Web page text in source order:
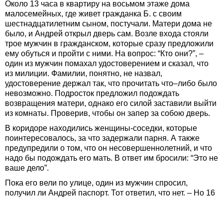
Около 13 часа в квартиру на восьмом этаже дома
малосемейных, где живет гражданка Б. с своим
шестнадцатилетним сыном, постучали. Матери дома не
было, и Андрей открыл дверь сам. Возле входа стояли
трое мужчин в гражданском, которые сразу предложили
ему обуться и пройти с ними. На вопрос: “Кто они?”, –
один из мужчин помахал удостоверением и сказал, что
из милиции. Фамилии, понятно, не назвал,
удостоверение держал так, что прочитать что–либо было
невозможно. Подросток предложил подождать
возвращения матери, однако его силой заставили выйти
из комнаты. Проверив, чтобы он запер за собою дверь.
В коридоре находились женщины-соседки, которые
поинтересовалось, за что задержали парня. А также
предупредили о том, что он несовершеннолетний, и что
надо бы подождать его мать. В ответ им бросили: “Это не
ваше дело”.
Пока его вели по улице, один из мужчин спросил,
получил ли Андрей паспорт. Тот ответил, что нет. – Но 16